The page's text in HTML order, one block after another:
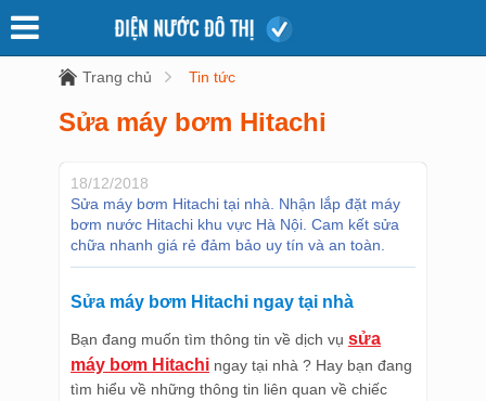
Trang chủ Tin tức
Sửa máy bơm Hitachi
18/12/2018
Sửa máy bơm Hitachi tại nhà. Nhận lắp đặt máy
bơm nước Hitachi khu vực Hà Nội. Cam kết sửa
chữa nhanh giá rẻ đảm bảo uy tín và an toàn.
Sửa máy bơm Hitachi ngay tại nhà
Bạn đang muốn tìm thông tin về dịch vụ sửa
máy bơm Hitachi ngay tại nhà ? Hay bạn đang
tìm hiểu về những thông tin liên quan về chiếc